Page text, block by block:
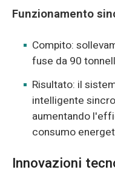
Funzionamento
Compito:
fuse da 90
Risultato: il
intelligente
aumentando
consumo
Innovazioni